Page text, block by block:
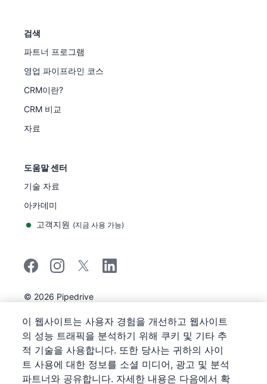
검색
파트너 프로그램
영업 파이프라인 코스
CRM이란?
CRM 비교
자료
도움말 센터
기술 자료
아카데미
고객지원 (지금 사용 가능)
© 2026 Pipedrive
Pipedrive
개인정보 보호 공지
사이트 맵
쿠키 정책 공지
쿠키 기본 설정
Pipedrive는 웹 기반 영업 CRM입니다.
이 웹사이트는 사용자 경험을 개선하고 웹사이트
의 성능 트래픽을 분석하기 위해 쿠키 및 기타 추
적 기술을 사용합니다. 또한 당사는 귀하의 사이
트 사용에 대한 정보를 소셜 미디어, 광고 및 분석
파트너와 공유합니다. 자세한 내용은 다음에서 확